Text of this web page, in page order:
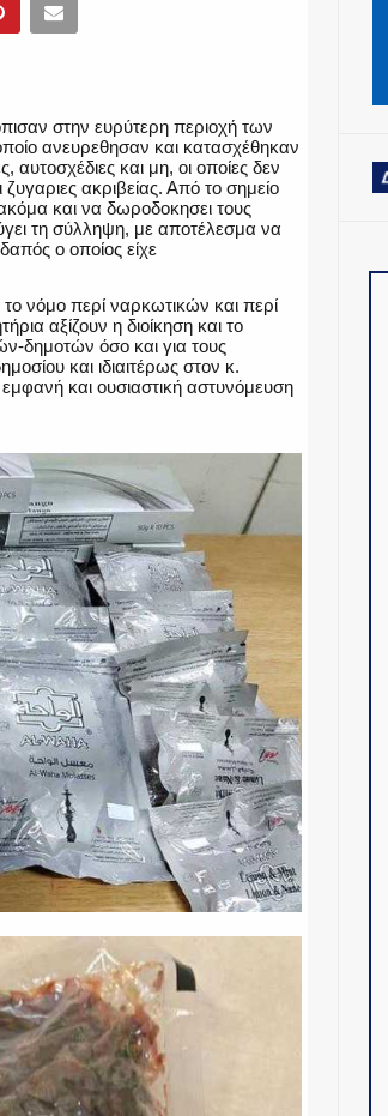
στην ευρύτερη περιοχή των
ανευρεθησαν και κατασχέθηκαν
και μη, οι οποίες δεν
ακριβείας. Από το σημείο
και να δωροδοκησει τους
τη σύλληψη, με αποτέλεσμα να
ο οποίος είχε
το νόμο περί ναρκωτικών και περί
αξίζουν η διοίκηση και το
δημοτών όσο και για τους
και ιδιαιτέρως στον κ.
και ουσιαστική αστυνόμευση